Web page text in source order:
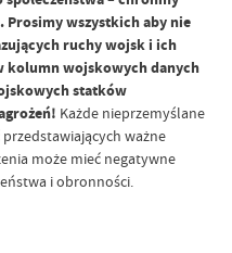
Prosimy wszystkich aby nie
ruchy wojsk i ich
kolumn wojskowych danych
statków
Każde nieprzemyślane
ważne
może mieć negatywne
i obronności.